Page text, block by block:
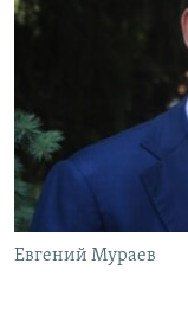
Евгений Мураев